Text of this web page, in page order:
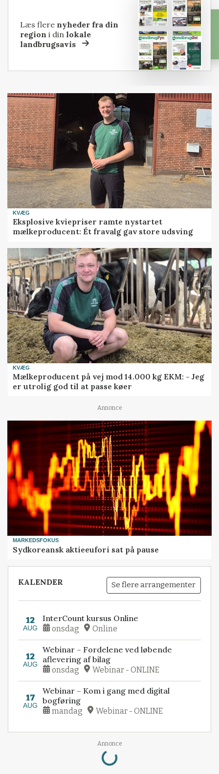
Læs flere nyheder fra din
region i dinlokale
landbrugsavis
KVÆG
Eksplosive kviepriser ramte nystartet
mælkeproducent: Ét fravalg gav store udsving
KVÆG
Mælkeproducent på vej mod 14.000 kg EKM: - Jeg
er utrolig god til at passe køer
Annonce
MARKEDSFOKUS
Sydkoreansk aktieeufori sat på pause
KALENDER Se flere arrangementer
12
AUG
InterCount kursus Online
onsdag Online
12
AUG
Webinar – Fordelene ved løbende
aflevering af bilag
onsdag Webinar - ONLINE
17
AUG
Webinar – Kom i gang med digital
bogføring
mandag Webinar - ONLINE
Annonce
Loading...